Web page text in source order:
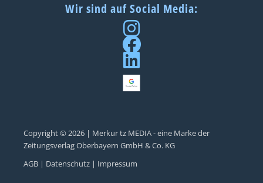
Wir sind auf Social Media:
Copyright © 2026 | Merkur tz MEDIA - eine Marke der
Zeitungsverlag Oberbayern GmbH & Co. KG
AGB | Datenschutz | Impressum